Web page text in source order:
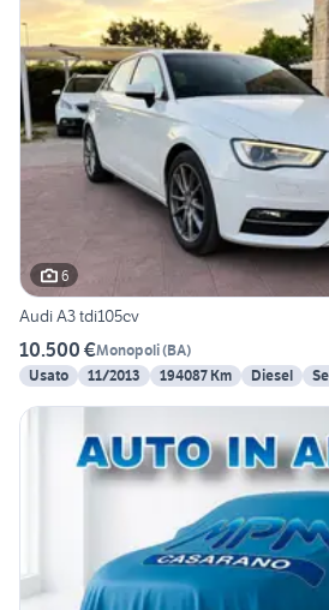
6
Audi A3 tdi105cv
10.500 €Monopoli(BA)
Usato
11/2013 194087 Km Diesel